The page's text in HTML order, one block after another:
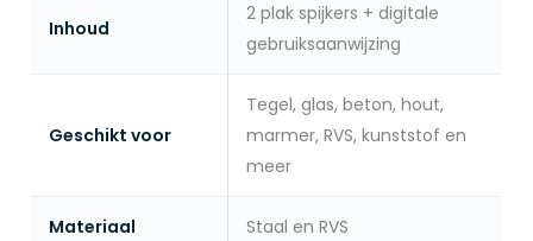
Inhoud
2 plak spijkers + digitale
gebruiksaanwijzing
Geschikt voor
Tegel, glas, beton, hout,
marmer, RVS, kunststof en
meer
Materiaal Staal en RVS